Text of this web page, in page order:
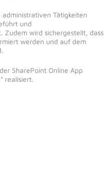
Tätigkeiten
und
Zudem wird sichergestellt, dass
werden und auf dem
SharePoint Online App
realisiert.